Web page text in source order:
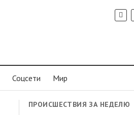
Соцсети Мир
ПРОИСШЕСТВИЯ ЗА НЕДЕЛЮ